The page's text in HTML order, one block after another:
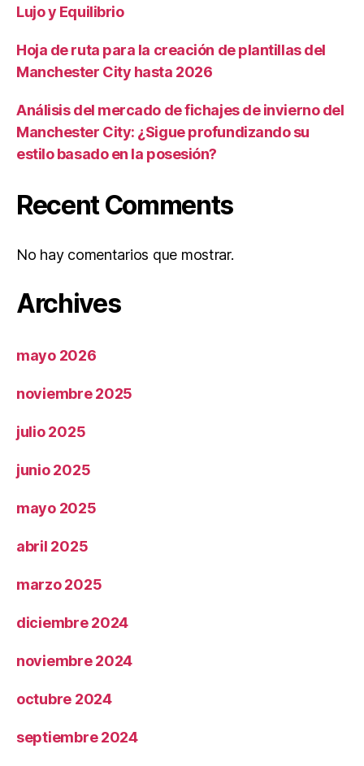
Lujo y Equilibrio
Hoja de ruta para la creación de plantillas del
Manchester City hasta 2026
Análisis del mercado de fichajes de invierno del
Manchester City: ¿Sigue profundizando su
estilo basado en la posesión?
Recent Comments
No hay comentarios que mostrar.
Archives
mayo 2026
noviembre 2025
julio 2025
junio 2025
mayo 2025
abril 2025
marzo 2025
diciembre 2024
noviembre 2024
octubre 2024
septiembre 2024